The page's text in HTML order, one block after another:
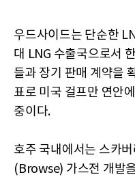
우드사이드는 단순한
대 LNG 수출국으로서
들과 장기 판매 계약을
표로 미국 걸프만 연안
중이다.
호주 국내에서는 스카
(Browse) 가스전 개발